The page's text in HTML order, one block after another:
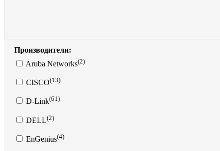
Производители:
Aruba Networks(2)
CISCO(13)
D-Link(61)
DELL(2)
EnGenius(4)